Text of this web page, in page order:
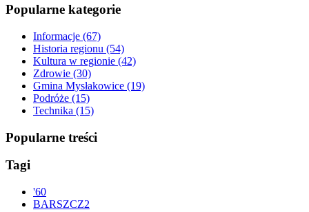
Popularne kategorie
Informacje (67)
Historia regionu (54)
Kultura w regionie (42)
Zdrowie (30)
Gmina Mysłakowice (19)
Podróże (15)
Technika (15)
Popularne treści
Tagi
'60
BARSZCZ2